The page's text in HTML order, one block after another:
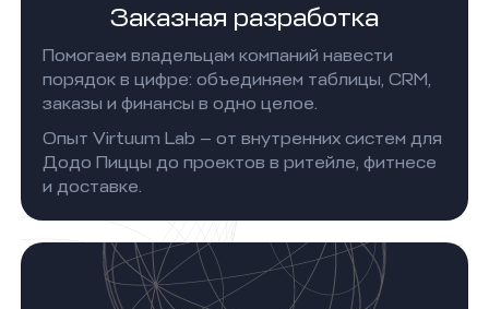
Заказная разработка
Помогаем владельцам компаний навести
порядок в цифре: объединяем таблицы, CRM,
заказы и финансы в одно целое.
Опыт Virtuum Lab — от внутренних систем для
Додо Пиццы до проектов в ритейле, фитнесе
и доставке.